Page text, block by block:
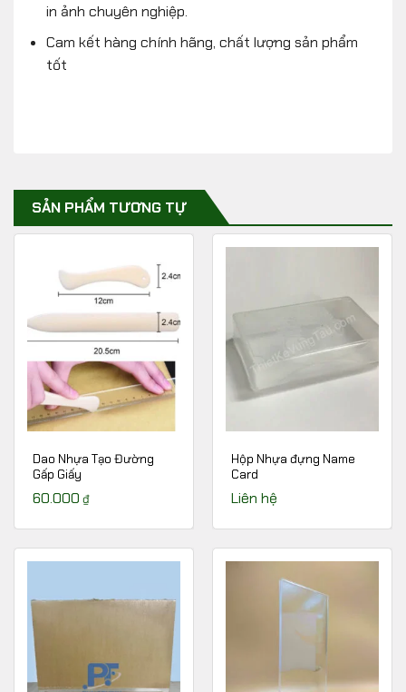
in ảnh chuyên nghiệp.
Cam kết hàng chính hãng, chất lượng sản phẩm
tốt
SẢN PHẨM TƯƠNG TỰ
Dao Nhựa Tạo Đường
Gấp Giấy
60.000 ₫
Hộp Nhựa đựng Name
Card
Liên hệ